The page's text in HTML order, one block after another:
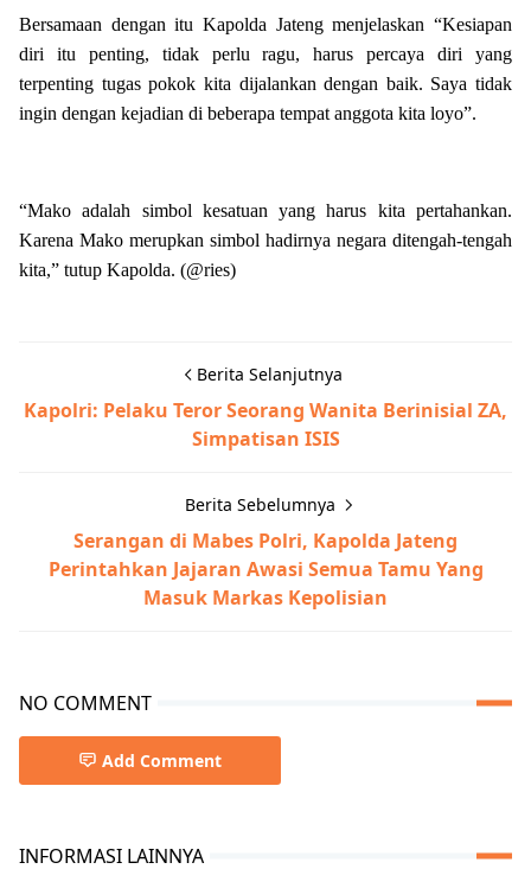
Bersamaan dengan itu Kapolda Jateng menjelaskan “Kesiapan
diri itu penting, tidak perlu ragu, harus percaya diri yang
terpenting tugas pokok kita dijalankan dengan baik. Saya tidak
ingin dengan kejadian di beberapa tempat anggota kita loyo”.
“Mako adalah simbol kesatuan yang harus kita pertahankan.
Karena Mako merupkan simbol hadirnya negara ditengah-tengah
kita,” tutup Kapolda. (@ries)
Berita Selanjutnya
Kapolri: Pelaku Teror Seorang Wanita Berinisial ZA,
Simpatisan ISIS
Berita Sebelumnya
Serangan di Mabes Polri, Kapolda Jateng
Perintahkan Jajaran Awasi Semua Tamu Yang
Masuk Markas Kepolisian
NO COMMENT
Add Comment
INFORMASI LAINNYA